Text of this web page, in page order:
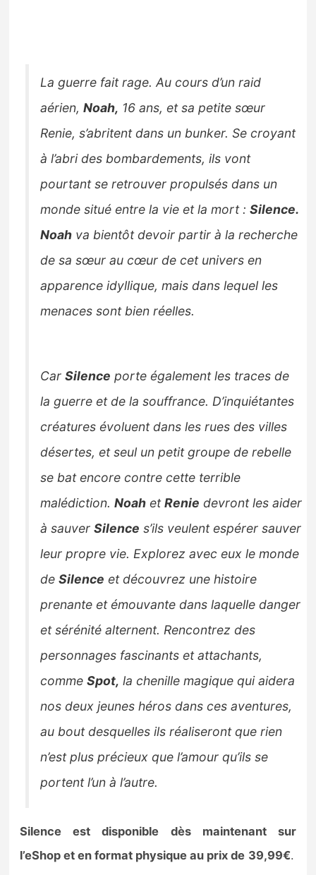
La guerre fait rage. Au cours d’un raid
aérien,Noah, 16 ans, et sa petite sœur
Renie, s’abritent dans un bunker. Se croyant
à l’abri des bombardements, ils vont
pourtant se retrouver propulsés dans un
monde situé entre la vie et la mort :Silence.
Noah va bientôt devoir partir à la recherche
de sa sœur au cœur de cet univers en
apparence idyllique, mais dans lequel les
menaces sont bien réelles.
CarSilence porte également les traces de
la guerre et de la souffrance. D’inquiétantes
créatures évoluent dans les rues des villes
désertes, et seul un petit groupe de rebelle
se bat encore contre cette terrible
malédiction.Noah etRenie devront les aider
à sauverSilence s’ils veulent espérer sauver
leur propre vie. Explorez avec eux le monde
deSilence et découvrez une histoire
prenante et émouvante dans laquelle danger
et sérénité alternent. Rencontrez des
personnages fascinants et attachants,
commeSpot, la chenille magique qui aidera
nos deux jeunes héros dans ces aventures,
au bout desquelles ils réaliseront que rien
n’est plus précieux que l’amour qu’ils se
portent l’un à l’autre.
Silence est disponible dès maintenant sur
l’eShop et en format physique au prix de 39,99€.